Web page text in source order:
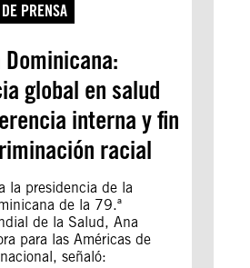
PRENSA
global en salud
interna y fin
racial
la presidencia de la
de la 79.ª
de la Salud, Ana
para las Américas de
señaló: